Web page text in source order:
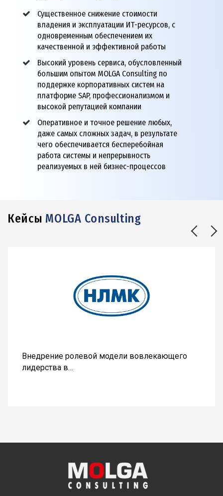
Существенное снижение стоимости
владения и эксплуатации ИТ-ресурсов, с
одновременным обеспечением их
качественной и эффективной работы
Высокий уровень сервиса, обусловленный
большим опытом MOLGA Consulting по
поддержке корпоративных систем на
платформе SAP, профессионализмом и
высокой репутацией компании
Оперативное и точное решение любых,
даже самых сложных задач, в результате
чего обеспечивается бесперебойная
работа системы и непрерывность
реализуемых в ней бизнес-процессов
КейсыMOLGA Consulting
Внедрение ролевой модели вовлекающего
лидерства в…